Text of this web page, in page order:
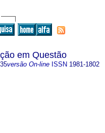
em Questão
versão On-line ISSN 1981-1802